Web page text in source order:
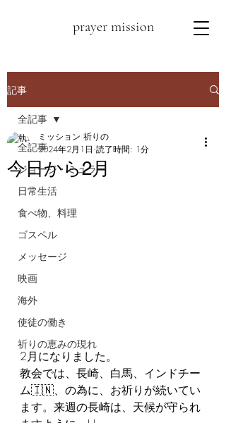
prayer mission
記事
全記事
ジョージ・ミュラー
日常生活
食べ物、料理
ゴスペル
メッセージ
映画
海外
使徒の働き
祈りの恵みの現れ
全記事
今日から2月
ミッション 祈りの
2024年2月1日 読了時間: 1分
2月になりました。
教会では、長崎、白馬、インドチー
ム🇮🇳、の為に、お祈りが続いてい
ます。来週の長崎は、天候が守られ